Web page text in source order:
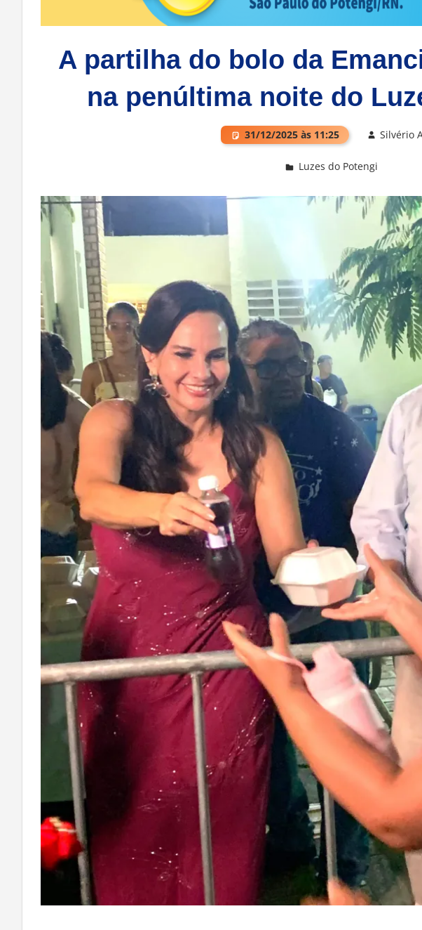
A partilha do bolo da
na penúltima noite do
31/12/2025 às 11:25
Luzes do Potengi